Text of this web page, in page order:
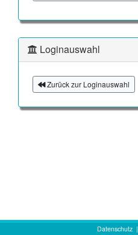
Loginauswahl
Zurück zur Loginauswahl
Datenschutz|